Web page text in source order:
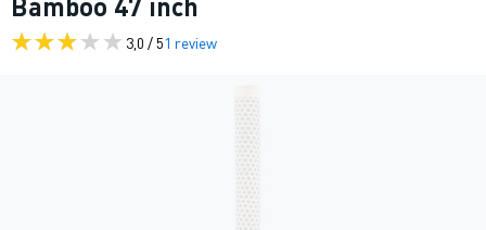
3,0 / 51 review